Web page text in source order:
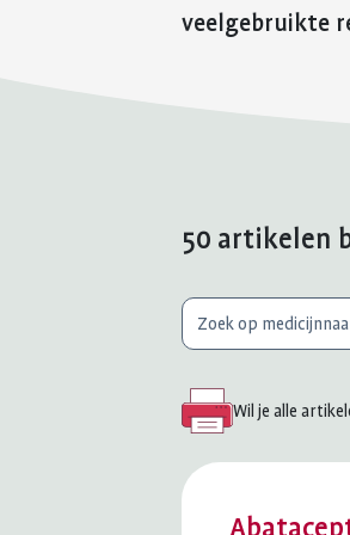
veelgebruikte
50 artikelen
Waar
ben
je
naar
op
Wil je alle